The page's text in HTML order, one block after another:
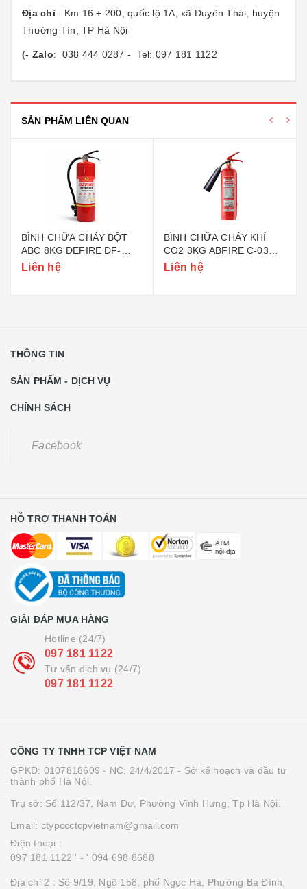
Địa chỉ : Km 16 + 200, quốc lộ 1A, xã Duyên Thái, huyện
Thường Tín, TP Hà Nội
(- Zalo: 038 444 0287 - Tel: 097 181 1122
SẢN PHẨM LIÊN QUAN
BÌNH CHỮA CHÁY BỘT
ABC 8KG DEFIRE DF-
ABC8 (BỘ CÔNG AN)
Liên hệ
BÌNH CHỮA CHÁY KHÍ
CO2 3KG ABFIRE C-03
(TEM BỘ CÔNG AN)
Liên hệ
THÔNG TIN
SẢN PHẨM - DỊCH VỤ
CHÍNH SÁCH
Facebook
HỖ TRỢ THANH TOÁN
GIẢI ĐÁP MUA HÀNG
Hotline (24/7)
097 181 1122
Tư vấn dịch vụ (24/7)
097 181 1122
CÔNG TY TNHH TCP VIỆT NAM
GPKD: 0107818609 - NC: 24/4/2017 - Sở kế hoạch và đầu tư
thành phố Hà Nội.
Trụ sở: Số 112/37, Nam Dư, Phường Vĩnh Hưng, Tp Hà Nội.
Email: ctypccctcpvietnam@gmail.com
Điện thoại :
097 181 1122 ' - ' 094 698 8688
Địa chỉ 2 : Số 9/19, Ngõ 158, phố Ngọc Hà, Phường Ba Đình,